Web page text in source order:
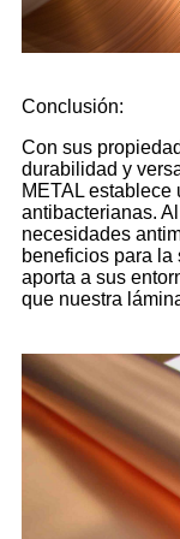
Conclusión:
Con sus
durabilidad y
METAL
antibacterianas.
necesidades
beneficios para
aporta a sus
que nuestra